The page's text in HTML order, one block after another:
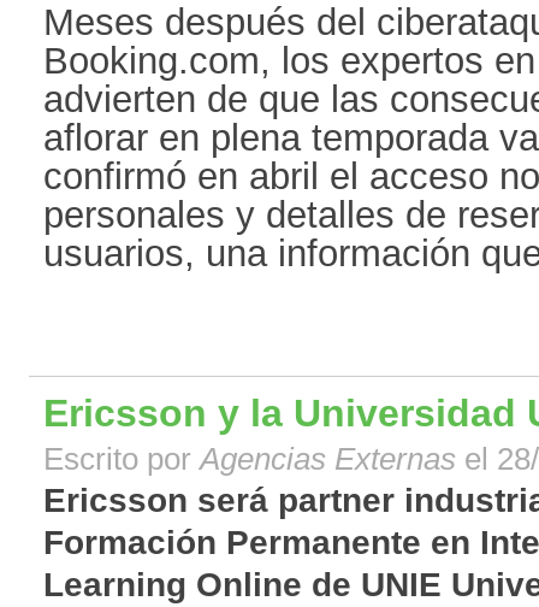
Meses después del
Booking.com, los expertos
advierten de que las
aflorar en plena temporada
confirmó en abril el acceso
personales y detalles de
usuarios, una información
Ericsson y la Universidad
Escrito porAgencias Externas el
Ericsson será partner
Formación Permanente en
Learning Online de UNIE